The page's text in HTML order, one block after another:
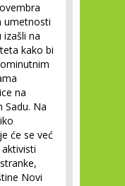
umetnosti
na
kako bi
na
Sadu. Na
će se već
Novi